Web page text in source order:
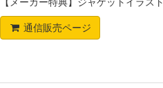
【メーカー特典】ジャケットイラス
通信販売ページ